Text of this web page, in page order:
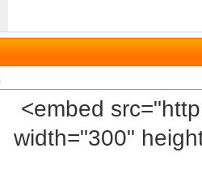
<embed
width="300"